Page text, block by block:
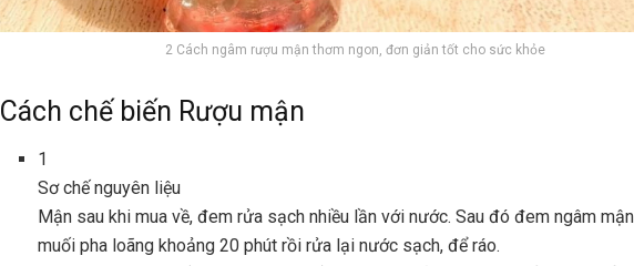
2 Cách ngâm rượu mận thơm ngon, đơn giản tốt cho sức khỏe
Cách chế biến Rượu mận
1
Sơ chế nguyên liệu
Mận sau khi mua về, đem rửa sạch nhiều lần với nước. Sau đó đem ngâm
muối pha loãng khoảng 20 phút rồi rửa lại nước sạch, để ráo.